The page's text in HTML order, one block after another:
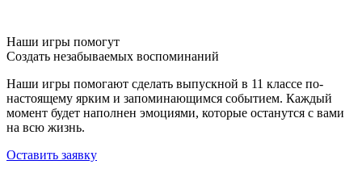
Наши игры помогут
Создать незабываемых воспоминаний
Наши игры помогают сделать выпускной в 11 классе по-
настоящему ярким и запоминающимся событием. Каждый
момент будет наполнен эмоциями, которые останутся с вами
на всю жизнь.
Оставить заявку